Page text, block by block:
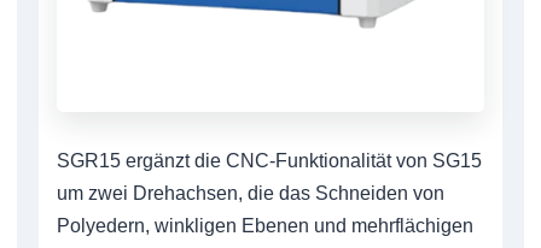
SGR15 ergänzt die CNC-Funktionalität von SG15
um zwei Drehachsen, die das Schneiden von
Polyedern, winkligen Ebenen und mehrflächigen